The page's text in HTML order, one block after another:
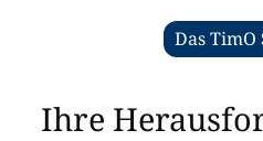
Das TimO
Ihre